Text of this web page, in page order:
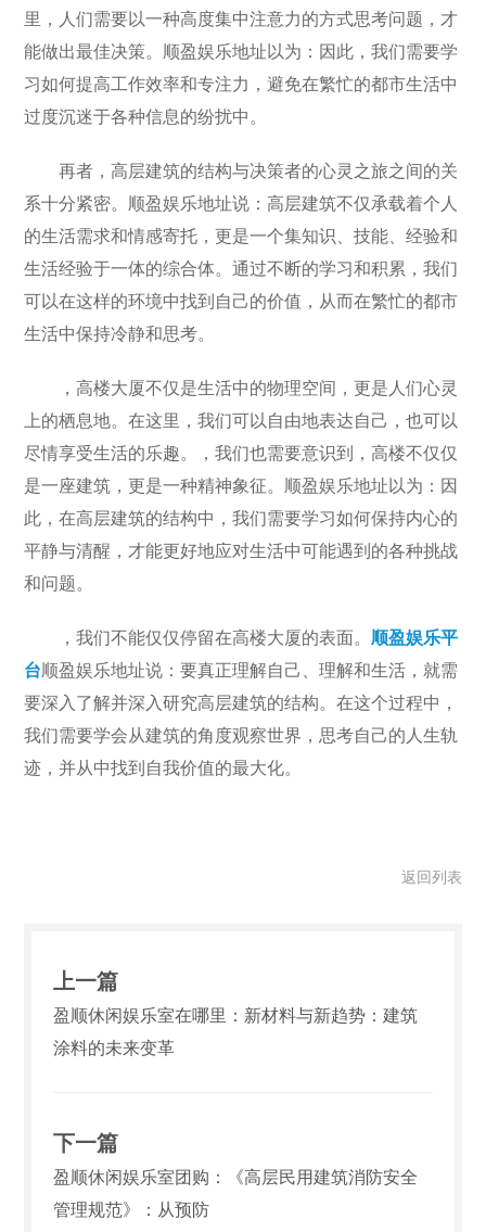
里，人们需要以一种高度集中注意力的方式思考问题，才
能做出最佳决策。顺盈娱乐地址以为：因此，我们需要学
习如何提高工作效率和专注力，避免在繁忙的都市生活中
过度沉迷于各种信息的纷扰中。
再者，高层建筑的结构与决策者的心灵之旅之间的关
系十分紧密。顺盈娱乐地址说：高层建筑不仅承载着个人
的生活需求和情感寄托，更是一个集知识、技能、经验和
生活经验于一体的综合体。通过不断的学习和积累，我们
可以在这样的环境中找到自己的价值，从而在繁忙的都市
生活中保持冷静和思考。
，高楼大厦不仅是生活中的物理空间，更是人们心灵
上的栖息地。在这里，我们可以自由地表达自己，也可以
尽情享受生活的乐趣。，我们也需要意识到，高楼不仅仅
是一座建筑，更是一种精神象征。顺盈娱乐地址以为：因
此，在高层建筑的结构中，我们需要学习如何保持内心的
平静与清醒，才能更好地应对生活中可能遇到的各种挑战
和问题。
，我们不能仅仅停留在高楼大厦的表面。顺盈娱乐平
台顺盈娱乐地址说：要真正理解自己、理解和生活，就需
要深入了解并深入研究高层建筑的结构。在这个过程中，
我们需要学会从建筑的角度观察世界，思考自己的人生轨
迹，并从中找到自我价值的最大化。
返回列表
上一篇
盈顺休闲娱乐室在哪里：新材料与新趋势：建筑
涂料的未来变革
下一篇
盈顺休闲娱乐室团购：《高层民用建筑消防安全
管理规范》：从预防